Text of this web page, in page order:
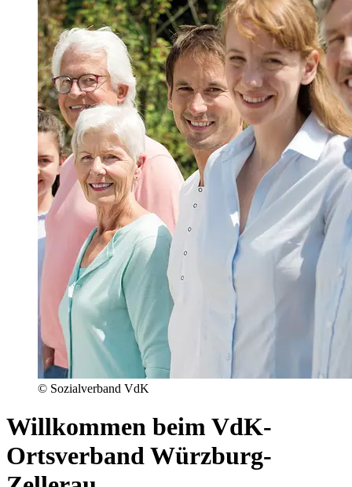
© Sozialverband VdK
Willkommen beim VdK-
Ortsverband Würzburg-